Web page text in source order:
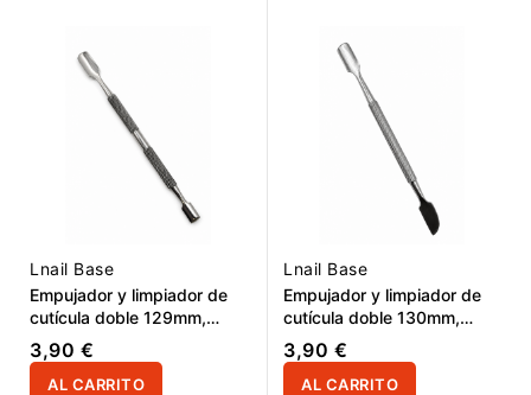
suavemente la cutícula y
preparar la placa
ungueal. El extremo
limpiador de 16mm ayuda
a retirar restos finos,
limpiar laterales y trabajar
zonas de difícil acceso.
para manicura
profesional, pedicura y
preparación de uñas
antes de gel, acrílico o
semipermanente.
de 12mm permite trabajar
con precisión en la zona
de la cutícula, laterales y
áreas difíciles de
alcanzar. La pala ancha
de 25mm ayuda a
empujar suavemente la
cutícula y preparar la
herramienta práctica para
manicura profesional,
pedicura y preparación
de uñas antes de gel,
acrílico o
Lnail Base
Empujador y limpiador de
cutícula doble 129mm,
parte recta 12mm / pala
17mm
3,90 €
AL CARRITO
Lnail Base
Empujador y limpiador de
cutícula doble 130mm,
parte curva 18,5mm / pala
16,5mm
3,90 €
AL CARRITO